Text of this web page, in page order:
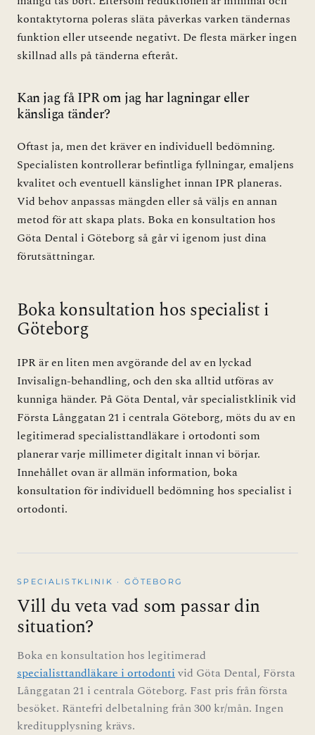
kontaktytorna poleras släta påverkas varken tändernas
funktion eller utseende negativt. De flesta märker ingen
skillnad alls på tänderna efteråt.
Kan jag få IPR om jag har lagningar eller
känsliga tänder?
Oftast ja, men det kräver en individuell bedömning.
Specialisten kontrollerar befintliga fyllningar, emaljens
kvalitet och eventuell känslighet innan IPR planeras.
Vid behov anpassas mängden eller så väljs en annan
metod för att skapa plats. Boka en konsultation hos
Göta Dental i Göteborg så går vi igenom just dina
förutsättningar.
Boka konsultation hos specialist i
Göteborg
IPR är en liten men avgörande del av en lyckad
Invisalign-behandling, och den ska alltid utföras av
kunniga händer. På Göta Dental, vår specialistklinik vid
Första Långgatan 21 i centrala Göteborg, möts du av en
legitimerad specialisttandläkare i ortodonti som
planerar varje millimeter digitalt innan vi börjar.
Innehållet ovan är allmän information, boka
konsultation för individuell bedömning hos specialist i
ortodonti.
SPECIALISTKLINIK · GÖTEBORG
Vill du veta vad som passar din
situation?
Boka en konsultation hos legitimerad
specialisttandläkare i ortodontivid Göta Dental, Första
Långgatan 21 i centrala Göteborg. Fast pris från första
besöket. Räntefri delbetalning från 300 kr/mån. Ingen
kreditupplysning krävs.